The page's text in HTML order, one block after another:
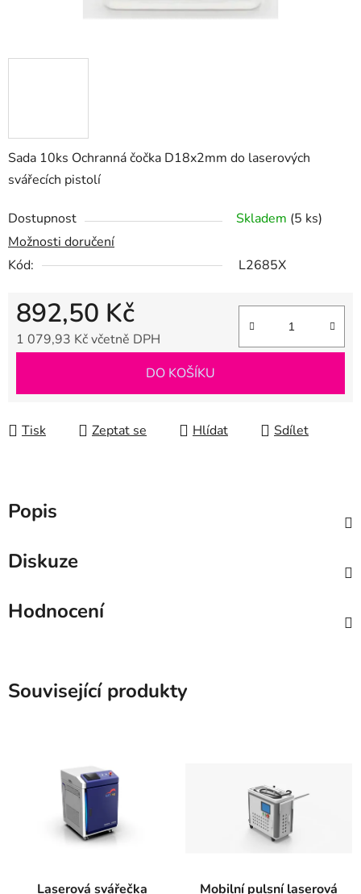
Sada 10ks Ochranná čočka D18x2mm do laserových
svářecích pistolí
Dostupnost Skladem (5 ks)
Možnosti doručení
Kód:
L2685X
892,50 Kč
1 079,93 Kč včetně DPH
DO KOŠÍKU
Tisk Zeptat se Hlídat Sdílet
Popis
Diskuze
Hodnocení
Související produkty
Laserová svářečka
Mobilní pulsní laserová